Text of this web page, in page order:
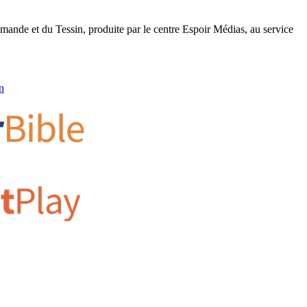
et du Tessin, produite par le centre Espoir Médias, au service